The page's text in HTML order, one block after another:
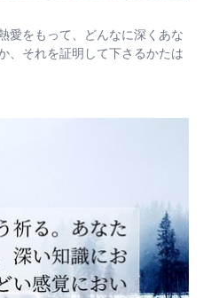
愛をもって、どんなに深くあな
、それを証明して下さるかたは